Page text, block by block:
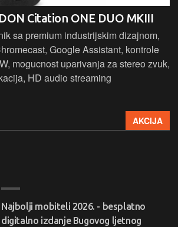
Citation ONE DUO MKIII
sa premium industrijskim dizajnom,
Google Assistant, kontrole
mogucnost uparivanja za stereo zvuk,
HD audio streaming
AKCIJA
Najbolji mobiteli 2026. - besplatno
digitalno izdanje Bugovog ljetnog